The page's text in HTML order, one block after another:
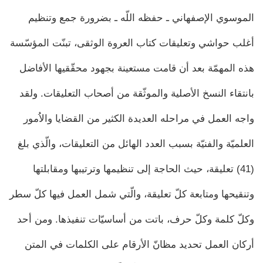
الموسوي الإصفهاني ـ حفظه اللّه‏ ـ بضرورة جمع وتنظيم
أغلب حواشي وتعليقات كتاب العروة الوثقى، تبنّت المؤسّسة
هذه المهمّة بعد أن قامت مستعينة بجهود محقّقيها الأفاضل
بانتقاء النسخ الأصلية والموثّقة من أصحاب التعليقات. ولقد
واجه العمل في مراحله العديدة الكثير من القضايا والاُمور
العلميّة والفنيّة بسبب العدد الهائل من التعليقات، والّذي بلغ
(41) تعليقة، حيث الحاجة إلى تنظيمها وترتيبها ومقابلتها
وتنقيحها ومتابعة كلّ تعليقة، والّتي شمل العمل فيها كلّ سطر
وكلّ كلمة وكلّ حرف، باتت من أساسيّات تنفيذها. ومن أحد
أركان العمل تحديد مظانّ الأرقام على الكلمات في المتن